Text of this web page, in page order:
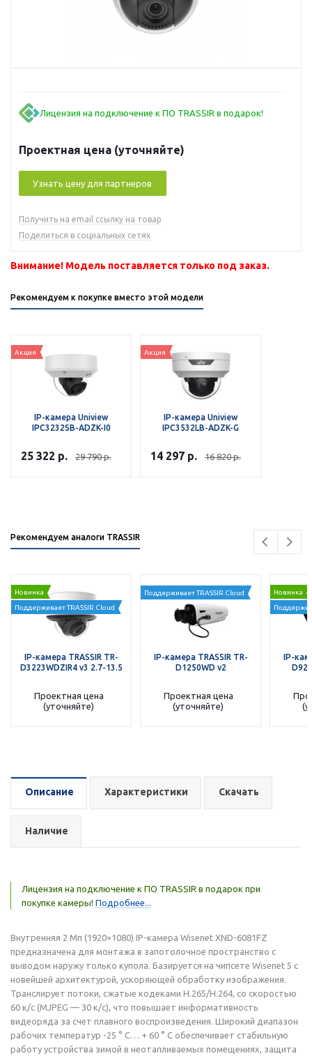
Лицензия на подключение к ПО TRASSIR в подарок!
Проектная цена (уточняйте)
Узнать цену для партнеров
Получить на email ссылку на товар
Поделиться в социальных сетях
Внимание! Модель поставляется только под заказ.
Рекомендуем к покупке вместо этой модели
Акция
IP-камера Uniview
IPC3232SB-ADZK-I0
25 322 р. 29 790р.
Акция
IP-камера Uniview
IPC3532LB-ADZK-G
14 297 р. 16 820р.
Рекомендуем аналоги TRASSIR
Новинка
Поддерживает TRASSIR Cloud
IP-камера TRASSIR TR-
D3223WDZIR4 v3 2.7-13.5
Проектная цена
(уточняйте)
Поддерживает TRASSIR Cloud
IP-камера TRASSIR TR-
D1250WD v2
Проектная цена
(уточняйте)
Новинка
IP-
Описание Характеристики Скачать
Наличие
Лицензия на подключение к ПО TRASSIR в подарок при
покупке камеры! Подробнее...
Внутренняя 2 Мп (1920×1080) IP-камера Wisenet XND-6081FZ
предназначена для монтажа в запотолочное пространство с
выводом наружу только купола. Базируется на чипсете Wisenet 5 с
новейшей архитектурой, ускоряющей обработку изображения.
Транслирует потоки, сжатые кодеками H.265/H.264, со скоростью
60 к/с (MJPEG — 30 к/с), что повышает информативность
видеоряда за счет плавного воспроизведения. Широкий диапазон
рабочих температур -25 ° C… + 60 ° C обеспечивает стабильную
работу устройства зимой в неотапливаемых помещениях, защита